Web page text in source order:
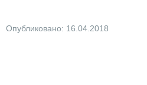
Опубликовано: 16.04.2018